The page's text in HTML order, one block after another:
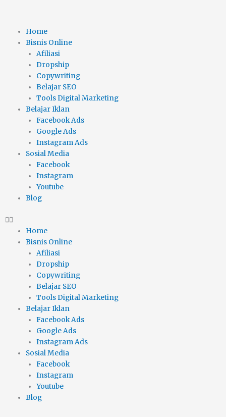
content
Home
Bisnis Online
Afiliasi
Dropship
Copywriting
Belajar SEO
Tools Digital Marketing
Belajar Iklan
Facebook Ads
Google Ads
Instagram Ads
Sosial Media
Facebook
Instagram
Youtube
Blog
Home
Bisnis Online
Afiliasi
Dropship
Copywriting
Belajar SEO
Tools Digital Marketing
Belajar Iklan
Facebook Ads
Google Ads
Instagram Ads
Sosial Media
Facebook
Instagram
Youtube
Blog